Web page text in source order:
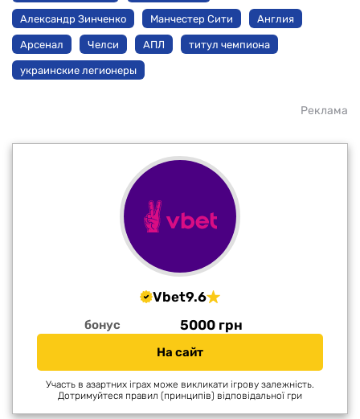
Александр Зинченко Манчестер Сити Англия
Арсенал Челси АПЛ титул чемпиона
украинские легионеры
Реклама
Vbet9.6
бонус 5000 грн
На сайт
Участь в азартних іграх може викликати ігрову залежність.
Дотримуйтеся правил (принципів) відповідальної гри